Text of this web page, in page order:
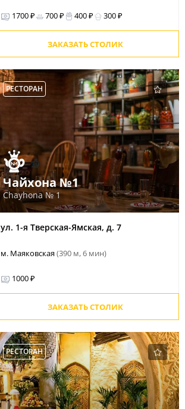
1700 ₽ 700 ₽ 400 ₽ 300 ₽
ЗАКАЗАТЬ СТОЛИК
РЕСТОРАН
Чайхона №1
Chayhona № 1
ул. 1-я Тверская-Ямская, д. 7
м. Маяковская(390 м, 6 мин)
1000 ₽
ЗАКАЗАТЬ СТОЛИК
РЕСТОРАН